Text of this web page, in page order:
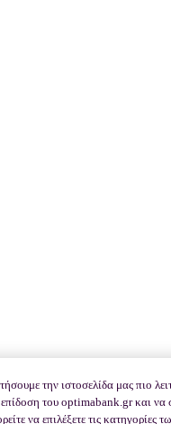
την ιστοσελίδα μας πιο
του optimabank.gr και να
να επιλέξετε τις κατηγορίες